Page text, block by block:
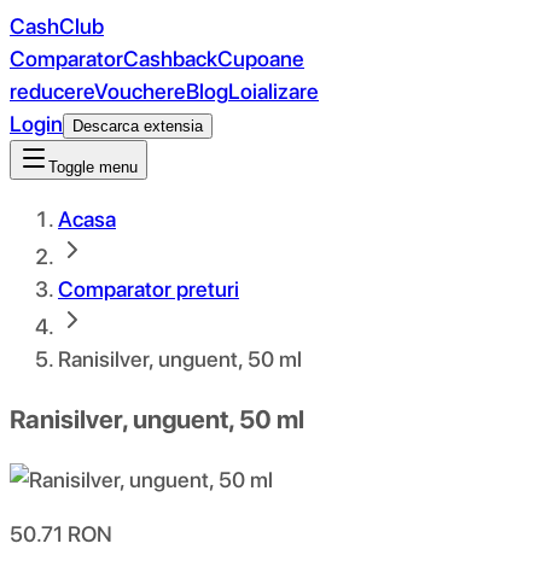
CashClub
ComparatorCashbackCupoane
reducereVouchereBlogLoializare
Login
Descarca extensia
Toggle menu
Acasa
Comparator preturi
Ranisilver, unguent, 50 ml
Ranisilver, unguent, 50 ml
50.71 RON